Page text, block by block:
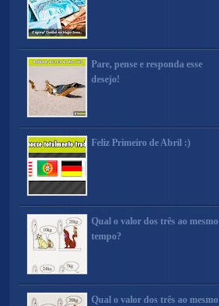
Pare, pense e responda esse
desejo!
Feliz Primeiro de Abril :)
Qual o valor dos três ao mesmo
tempo?
Qual o valor dos três ao mesmo